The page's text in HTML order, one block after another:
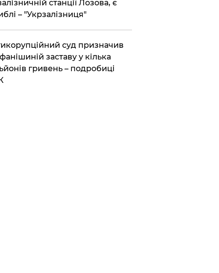
станції Лозова, є
– "Укрзалізниця"
суд призначив
заставу у кілька
гривень – подробиці